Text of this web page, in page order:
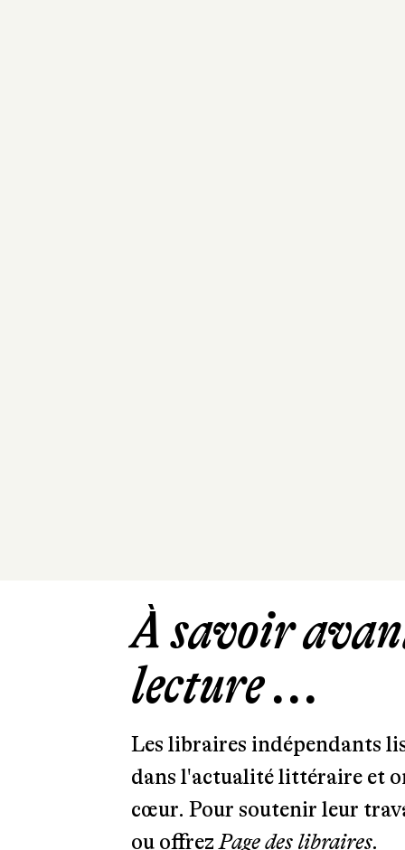
À savoir
lecture ...
Les libraires indépendants
dans l'actualité littéraire et
cœur. Pour soutenir leur
ou offrezPage des libraires.